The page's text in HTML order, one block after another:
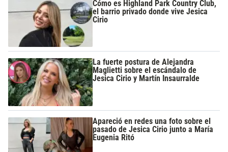
Cómo es Highland Park Country Club,
el barrio privado donde vive Jesica
Cirio
La fuerte postura de Alejandra
Maglietti sobre el escándalo de
Jesica Cirio y Martín Insaurralde
Apareció en redes una foto sobre el
pasado de Jesica Cirio junto a María
Eugenia Ritó